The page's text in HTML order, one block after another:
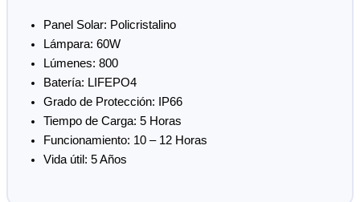
Panel Solar: Policristalino
Lámpara: 60W
Lúmenes: 800
Batería: LIFEPO4
Grado de Protección: IP66
Tiempo de Carga: 5 Horas
Funcionamiento: 10 – 12 Horas
Vida útil: 5 Años